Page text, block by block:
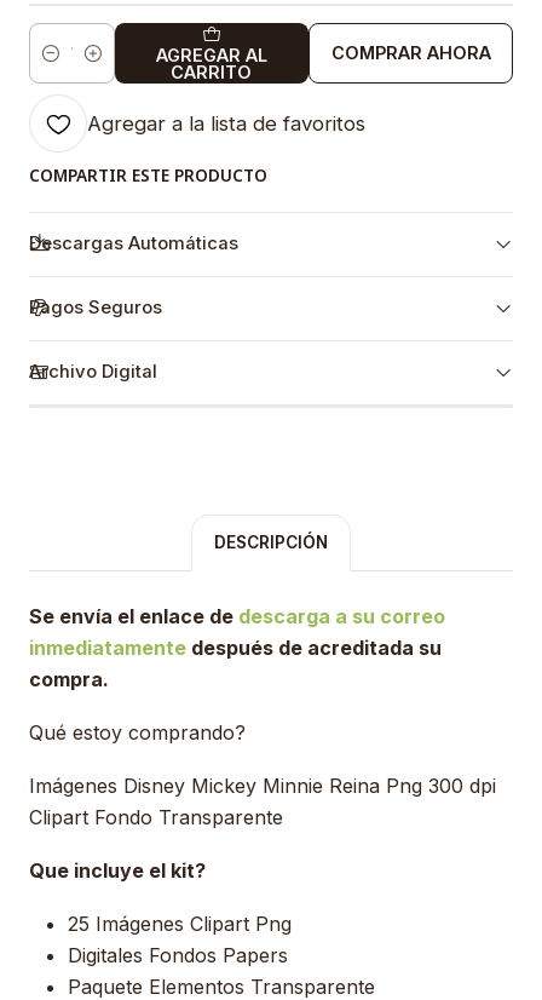
Cantidad
AGREGAR AL
CARRITO
COMPRAR AHORA
Agregar a la lista de favoritos
COMPARTIR ESTE PRODUCTO
Descargas Automáticas
Pagos Seguros
Archivo Digital
DESCRIPCIÓN
Se envía el enlace de descarga a su correo
inmediatamente después de acreditada su
compra.
Qué estoy comprando?
Imágenes Disney Mickey Minnie Reina Png 300 dpi
Clipart Fondo Transparente
Que incluye el kit?
25 Imágenes Clipart Png
Digitales Fondos Papers
Paquete Elementos Transparente